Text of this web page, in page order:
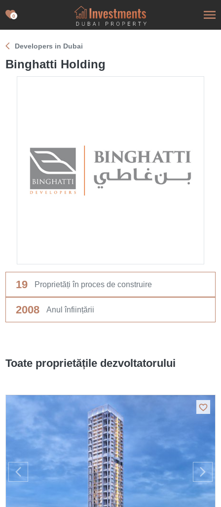
0
Developers in Dubai
Binghatti Holding
19 Proprietăți în proces de construire
2008 Anul înființării
Toate proprietățile dezvoltatorului